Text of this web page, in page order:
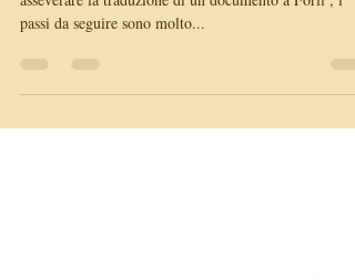
Se sei una traduttrice o traduttore e hai bisogno di
asseverare la traduzione di un documento a Forlì , i